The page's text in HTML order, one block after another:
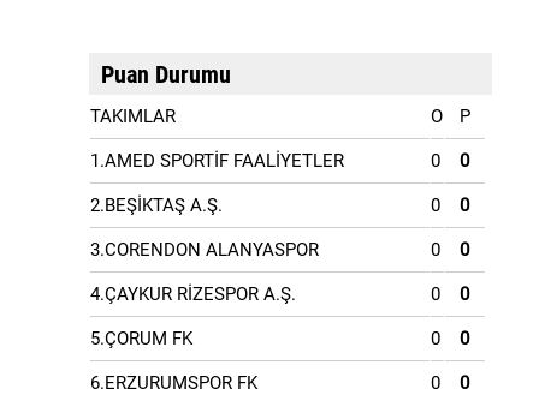
Puan Durumu
TAKIMLAR O P
1.AMED SPORTİF FAALİYETLER 0 0
2.BEŞİKTAŞ A.Ş. 0 0
3.CORENDON ALANYASPOR 0 0
4.ÇAYKUR RİZESPOR A.Ş. 0 0
5.ÇORUM FK 0 0
6.ERZURUMSPOR FK 0 0